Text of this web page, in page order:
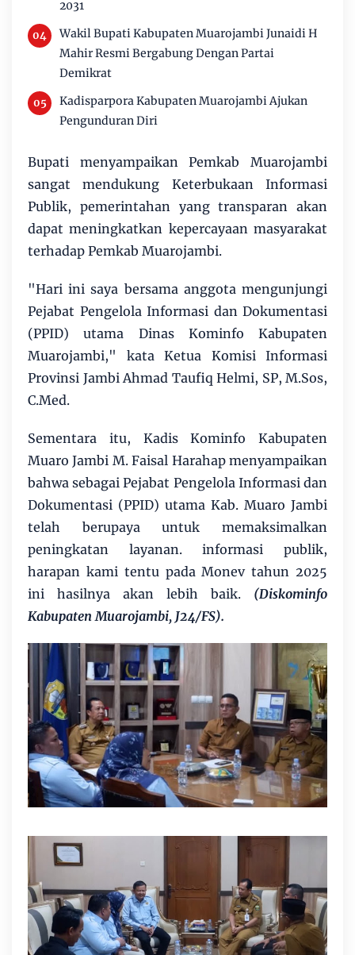
2031
Wakil Bupati Kabupaten Muarojambi Junaidi H
Mahir Resmi Bergabung Dengan Partai
Demikrat
Kadisparpora Kabupaten Muarojambi Ajukan
Pengunduran Diri
Bupati menyampaikan Pemkab Muarojambi
sangat mendukung Keterbukaan Informasi
Publik, pemerintahan yang transparan akan
dapat meningkatkan kepercayaan masyarakat
terhadap Pemkab Muarojambi.
"Hari ini saya bersama anggota mengunjungi
Pejabat Pengelola Informasi dan Dokumentasi
(PPID) utama Dinas Kominfo Kabupaten
Muarojambi," kata Ketua Komisi Informasi
Provinsi Jambi Ahmad Taufiq Helmi, SP, M.Sos,
C.Med.
Sementara itu, Kadis Kominfo Kabupaten
Muaro Jambi M. Faisal Harahap menyampaikan
bahwa sebagai Pejabat Pengelola Informasi dan
Dokumentasi (PPID) utama Kab. Muaro Jambi
telah berupaya untuk memaksimalkan
peningkatan layanan. informasi publik,
harapan kami tentu pada Monev tahun 2025
ini hasilnya akan lebih baik. (Diskominfo
Kabupaten Muarojambi, J24/FS).